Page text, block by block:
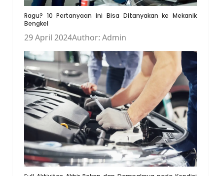
Ragu? 10 Pertanyaan ini Bisa Ditanyakan ke Mekanik
Bengkel
29 April 2024Author: Admin